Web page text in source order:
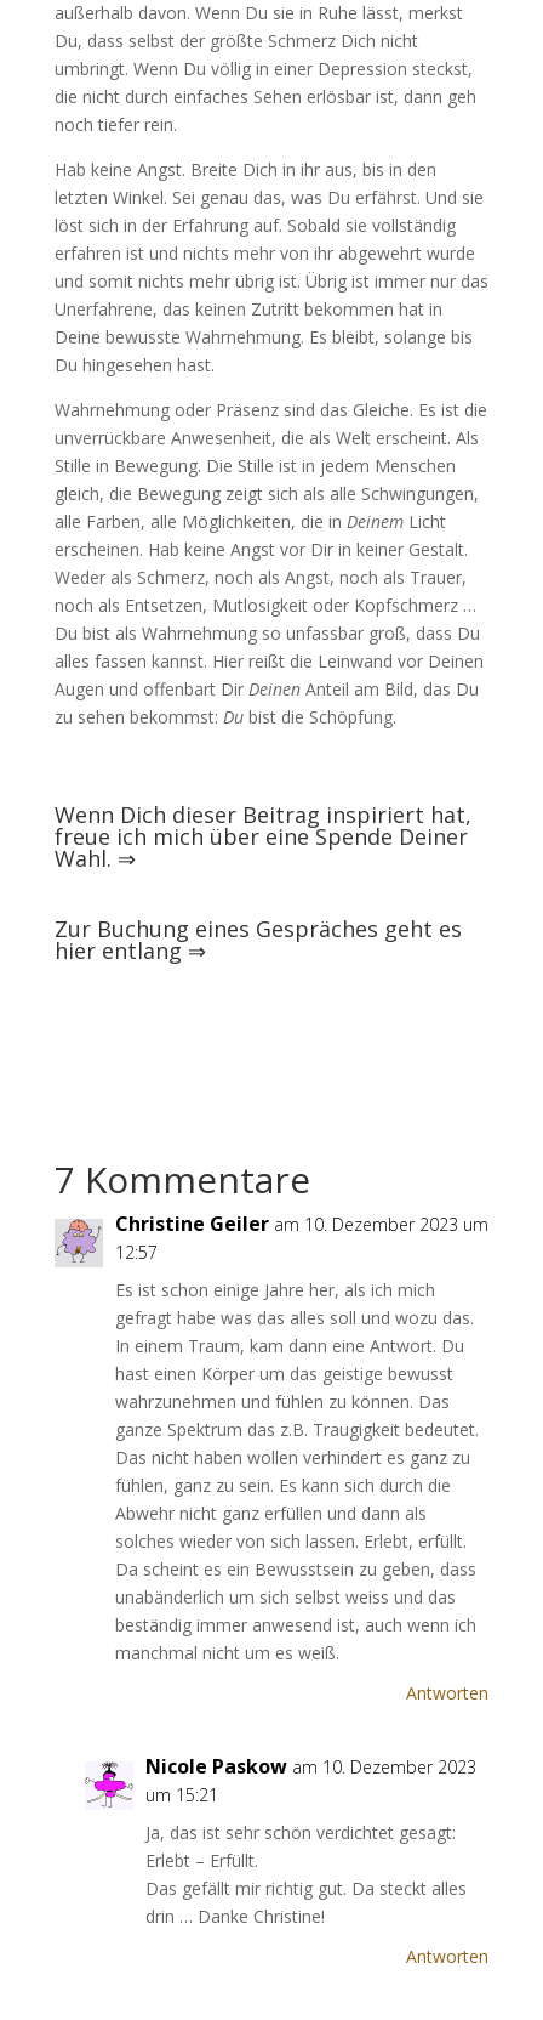
außerhalb davon. Wenn Du sie in Ruhe lässt, merkst
Du, dass selbst der größte Schmerz Dich nicht
umbringt. Wenn Du völlig in einer Depression steckst,
die nicht durch einfaches Sehen erlösbar ist, dann geh
noch tiefer rein.
Hab keine Angst. Breite Dich in ihr aus, bis in den
letzten Winkel. Sei genau das, was Du erfährst. Und sie
löst sich in der Erfahrung auf. Sobald sie vollständig
erfahren ist und nichts mehr von ihr abgewehrt wurde
und somit nichts mehr übrig ist. Übrig ist immer nur das
Unerfahrene, das keinen Zutritt bekommen hat in
Deine bewusste Wahrnehmung. Es bleibt, solange bis
Du hingesehen hast.
Wahrnehmung oder Präsenz sind das Gleiche. Es ist die
unverrückbare Anwesenheit, die als Welt erscheint. Als
Stille in Bewegung. Die Stille ist in jedem Menschen
gleich, die Bewegung zeigt sich als alle Schwingungen,
alle Farben, alle Möglichkeiten, die in DeinemLicht
erscheinen. Hab keine Angst vor Dir in keiner Gestalt.
Weder als Schmerz, noch als Angst, noch als Trauer,
noch als Entsetzen, Mutlosigkeit oder Kopfschmerz …
Du bist als Wahrnehmung so unfassbar groß, dass Du
alles fassen kannst. Hier reißt die Leinwand vor Deinen
Augen und offenbart Dir DeinenAnteil am Bild, das Du
zu sehen bekommst: Dubist die Schöpfung.
Wenn Dich dieser Beitrag inspiriert hat,
freue ich mich über eine Spende Deiner
Wahl. ⇒
Zur Buchung eines Gespräches geht es
hier entlang⇒
7 Kommentare
Christine Geiler am 10. Dezember 2023 um
12:57
Es ist schon einige Jahre her, als ich mich
gefragt habe was das alles soll und wozu das.
In einem Traum, kam dann eine Antwort. Du
hast einen Körper um das geistige bewusst
wahrzunehmen und fühlen zu können. Das
ganze Spektrum das z.B. Traugigkeit bedeutet.
Das nicht haben wollen verhindert es ganz zu
fühlen, ganz zu sein. Es kann sich durch die
Abwehr nicht ganz erfüllen und dann als
solches wieder von sich lassen. Erlebt, erfüllt.
Da scheint es ein Bewusstsein zu geben, dass
unabänderlich um sich selbst weiss und das
beständig immer anwesend ist, auch wenn ich
manchmal nicht um es weiß.
Antworten
Nicole Paskow am 10. Dezember 2023
um 15:21
Ja, das ist sehr schön verdichtet gesagt:
Erlebt – Erfüllt.
Das gefällt mir richtig gut. Da steckt alles
drin … Danke Christine!
Antworten